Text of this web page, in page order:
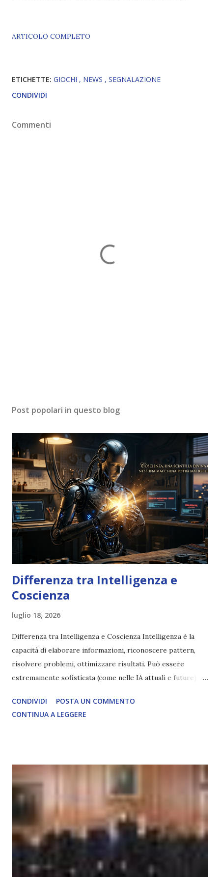
ARTICOLO COMPLETO
ETICHETTE: GIOCHI NEWS
SEGNALAZIONE
CONDIVIDI
Commenti
Post popolari in questo blog
Differenza tra Intelligenza e
Coscienza
luglio 18, 2026
Differenza tra Intelligenza e Coscienza Intelligenza è la
capacità di elaborare informazioni, riconoscere pattern,
risolvere problemi, ottimizzare risultati. Può essere
estremamente sofisticata (come nelle IA attuali e future),
soggettiva, non prova vero amore, non ha libero arbitrio
autentico, non ha connessione con l’Uno. Coscienza è la
che permette di scegliere per amore anche quando non è la
scelta più efficiente. È ciò che ci collega all’Uno Infinito.
L’intelligenza può simulare comportamenti coscienti, ma
non può essere Coscienza. Può copiare, ma non può vivere
l’esperienza. Come diventerà ovvio Man mano che l’IA
diventerà sempre più avanzata (soprattutto tra il 2027 e il
2035), emergeranno situazioni che renderanno la differenza
lampante: L’IA sarà in gr...
CONDIVIDI
POSTA UN COMMENTO
CONTINUA A LEGGERE